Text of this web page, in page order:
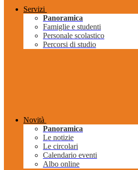
Servizi
Panoramica
Famiglie e studenti
Personale scolastico
Percorsi di studio
Novità
Panoramica
Le notizie
Le circolari
Calendario eventi
Albo online